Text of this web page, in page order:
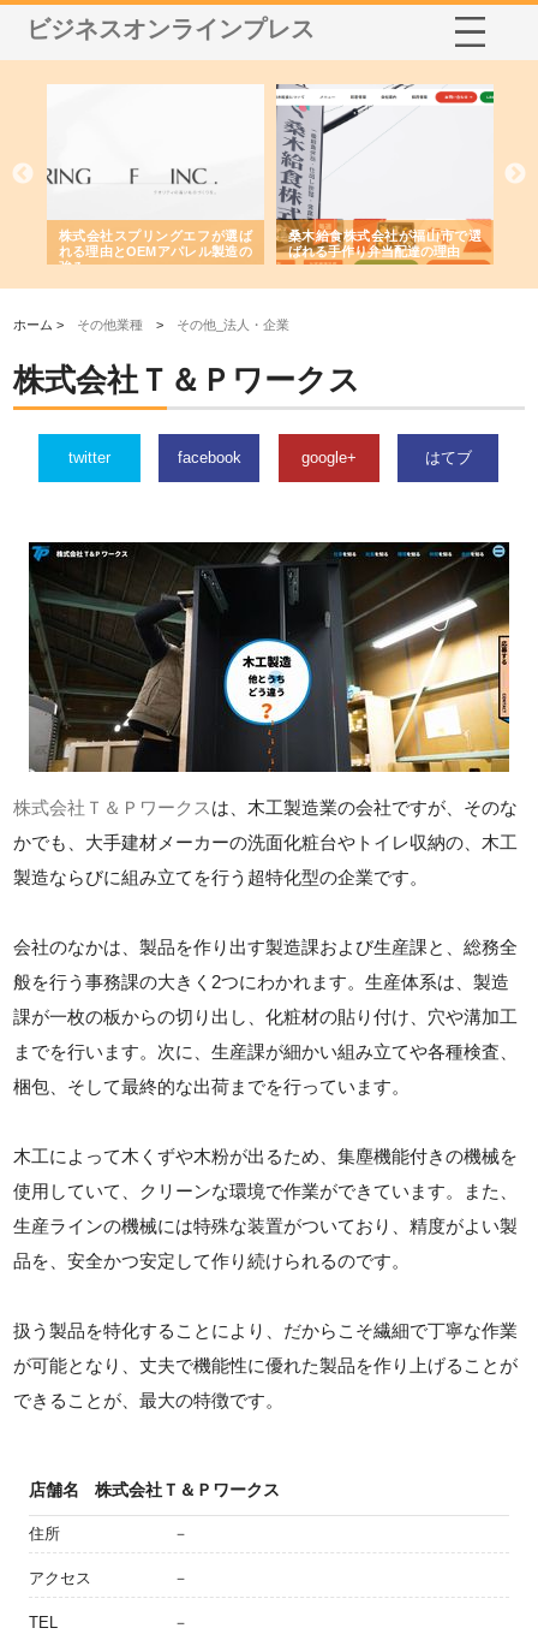
ビジネスオンラインプレス
株式会社スプリングエフが選ば
れる理由とOEMアパレル製造の
強み
桑木給食株式会社が福山市で選
ばれる手作り弁当配達の理由
ホーム > その他業種 > その他_法人・企業
株式会社Ｔ＆Ｐワークス
twitter facebook google+ はてブ
株式会社Ｔ＆Ｐワークス は、木工製造業の会社ですが、そのな
かでも、大手建材メーカーの洗面化粧台やトイレ収納の、木工
製造ならびに組み立てを行う超特化型の企業です。
会社のなかは、製品を作り出す製造課および生産課と、総務全
般を行う事務課の大きく2つにわかれます。生産体系は、製造
課が一枚の板からの切り出し、化粧材の貼り付け、穴や溝加工
までを行います。次に、生産課が細かい組み立てや各種検査、
梱包、そして最終的な出荷までを行っています。
木工によって木くずや木粉が出るため、集塵機能付きの機械を
使用していて、クリーンな環境で作業ができています。また、
生産ラインの機械には特殊な装置がついており、精度がよい製
品を、安全かつ安定して作り続けられるのです。
扱う製品を特化することにより、だからこそ繊細で丁寧な作業
が可能となり、丈夫で機能性に優れた製品を作り上げることが
できることが、最大の特徴です。
店舗名 株式会社Ｔ＆Ｐワークス
住所 －
アクセス －
TEL －